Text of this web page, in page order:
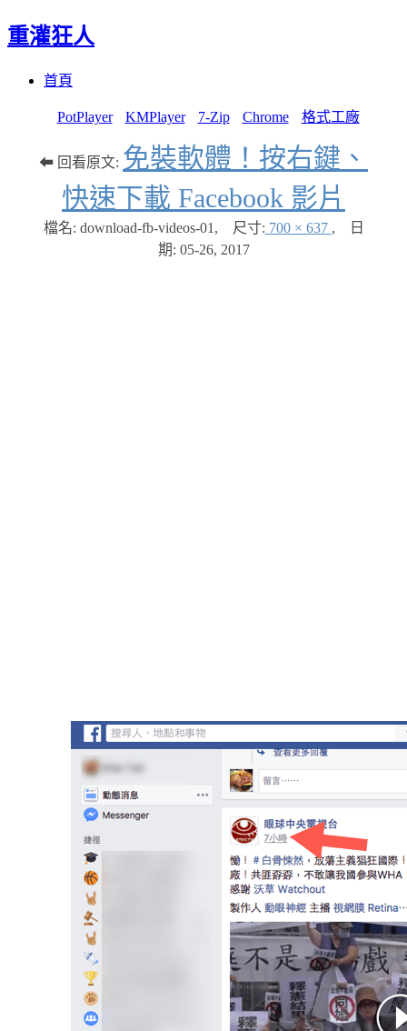
重灌狂人
首頁
PotPlayer KMPlayer 7-Zip Chrome 格式工廠
⬅ 回看原文: 免裝軟體！按右鍵、
快速下載 Facebook 影片
檔名: download-fb-videos-01 , 尺寸: 700 × 637 ,
日
期: 05-26, 2017